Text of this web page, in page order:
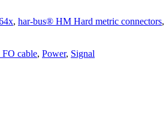
, har-bus® HM Hard metric connectors,
FO cable, Power, Signal